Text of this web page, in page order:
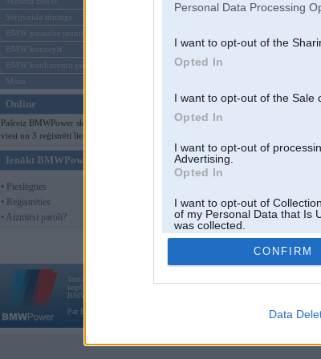
Personal Data Processing
I want to opt-out of the
Opted In
I want to opt-out of the Sale
Opted In
I want to opt-out of
Advertising.
Opted In
I want to opt-out of
of my Personal Data that Is
was collected.
Opted Out
CONFIRM
Data
Sērijveida tūnings
BMW pasaules jaunumi
BMW koncepti
BMW konkurentu jaunumi
Moto
Online
Pašreiz BMWPower skatās 178
viesi un 3 reģistrēti lietotāji.
Ienākt BMWPower
• Pieslēgties
• Reģistrēties
• Aizmirsi paroli?
Vortāls BMWPower.lv darbojas
kopš 2002. gada 14. maija. Tas nav auto klubs un nav saistīts ar
BMW AG.
Par BMWPower